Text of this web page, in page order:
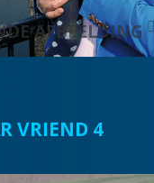
AFBEELDING
VRIEND 4